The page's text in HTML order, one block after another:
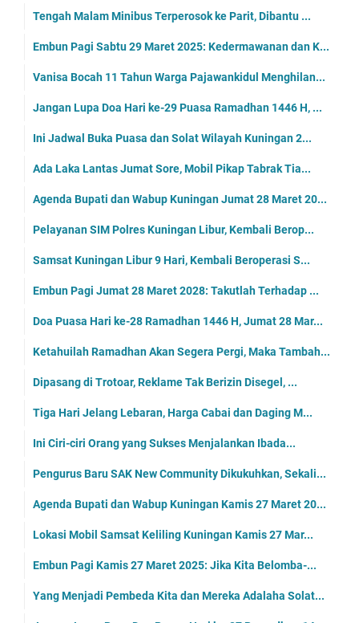
Tengah Malam Minibus Terperosok ke Parit, Dibantu ...
Embun Pagi Sabtu 29 Maret 2025: Kedermawanan dan K...
Vanisa Bocah 11 Tahun Warga Pajawankidul Menghilan...
Jangan Lupa Doa Hari ke-29 Puasa Ramadhan 1446 H, ...
Ini Jadwal Buka Puasa dan Solat Wilayah Kuningan 2...
Ada Laka Lantas Jumat Sore, Mobil Pikap Tabrak Tia...
Agenda Bupati dan Wabup Kuningan Jumat 28 Maret 20...
Pelayanan SIM Polres Kuningan Libur, Kembali Berop...
Samsat Kuningan Libur 9 Hari, Kembali Beroperasi S...
Embun Pagi Jumat 28 Maret 2028: Takutlah Terhadap ...
Doa Puasa Hari ke-28 Ramadhan 1446 H, Jumat 28 Mar...
Ketahuilah Ramadhan Akan Segera Pergi, Maka Tambah...
Dipasang di Trotoar, Reklame Tak Berizin Disegel, ...
Tiga Hari Jelang Lebaran, Harga Cabai dan Daging M...
Ini Ciri-ciri Orang yang Sukses Menjalankan Ibada...
Pengurus Baru SAK New Community Dikukuhkan, Sekali...
Agenda Bupati dan Wabup Kuningan Kamis 27 Maret 20...
Lokasi Mobil Samsat Keliling Kuningan Kamis 27 Mar...
Embun Pagi Kamis 27 Maret 2025: Jika Kita Belomba-...
Yang Menjadi Pembeda Kita dan Mereka Adalaha Solat...